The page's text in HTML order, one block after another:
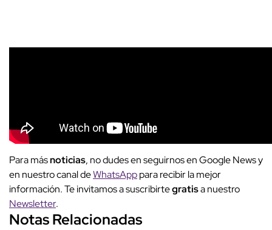
Para másnoticias, no dudes en seguirnos en Google News y
en nuestro canal deWhatsApppara recibir la mejor
información. Te invitamos a suscribirtegratisa nuestro
Newsletter.
Notas Relacionadas